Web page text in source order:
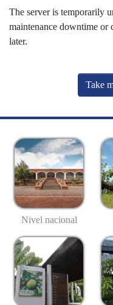
The server is temporarily
maintenance downtime or
later.
Take
Nivel nacional